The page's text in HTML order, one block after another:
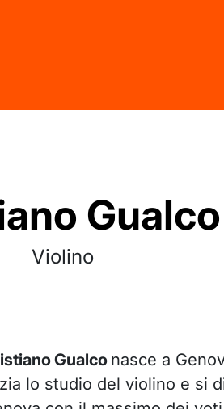
Gualco
Violino
Gualco nasce a
lo studio del violino e si